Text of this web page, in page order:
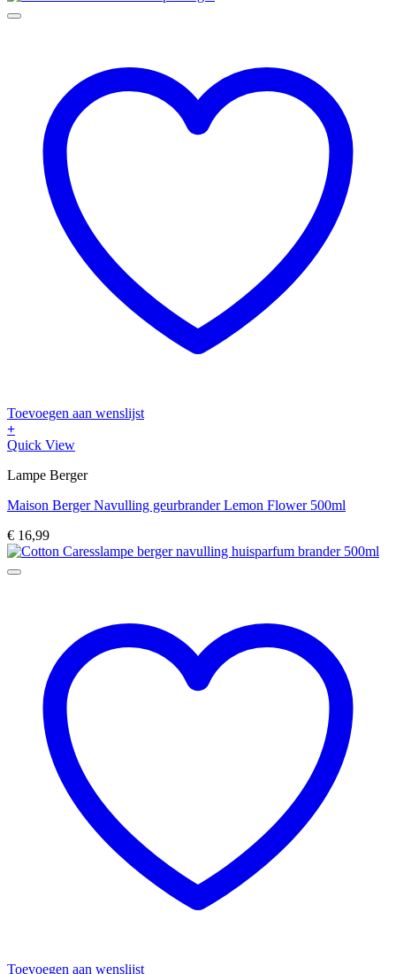
Toevoegen aan wenslijst
+
Quick View
Lampe Berger
Maison Berger Navulling geurbrander Lemon Flower 500ml
€ 16,99
Toevoegen aan wenslijst